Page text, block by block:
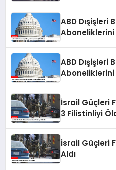
ABD Dışişleri
ABD Dışişleri
İsrail Güçleri
3 Filistinliyi
İsrail Güçleri
Aldı